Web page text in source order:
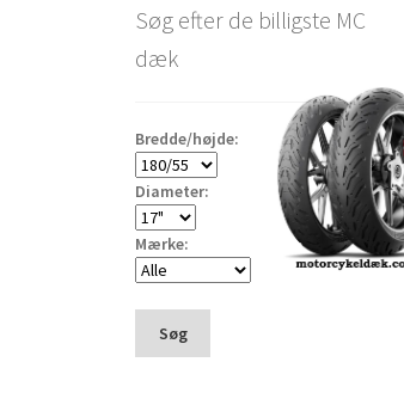
Søg efter de billigste MC
dæk
Bredde/højde:
Diameter:
Mærke:
Søg